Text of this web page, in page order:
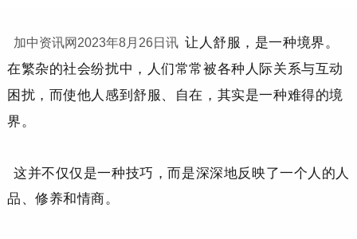
加中资讯网2023年8月26日讯 让人舒服，是一种境界。
在繁杂的社会纷扰中，人们常常被各种人际关系与互动
困扰，而使他人感到舒服、自在，其实是一种难得的境
界。
这并不仅仅是一种技巧，而是深深地反映了一个人的人
品、修养和情商。